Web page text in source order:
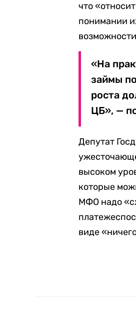
что
понимании
«На
займы
роста
ЦБ», —
Депутат
высоком
которые
МФО надо
виде